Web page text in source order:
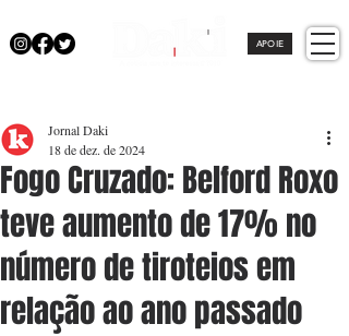
APOIE
Fogo Cruzado: Belford Roxo
teve aumento de 17% no
número de tiroteios em
relação ao ano passado
Jornal Daki
18 de dez. de 2024